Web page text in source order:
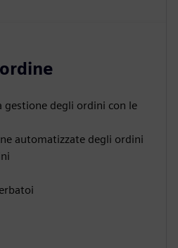
gestione degli ordini con le
automatizzate degli ordini